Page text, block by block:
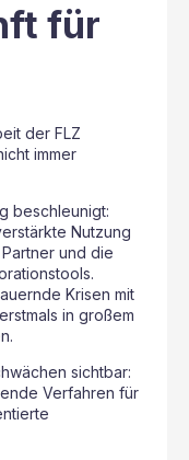
für
der FLZ
immer
beschleunigt:
Nutzung
und die
Krisen mit
in großem
sichtbar:
Verfahren für